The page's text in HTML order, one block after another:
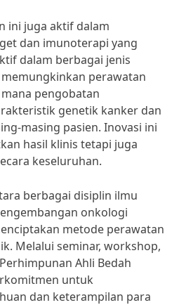
ini juga aktif dalam
dan imunoterapi yang
dalam berbagai jenis
perawatan
pengobatan
genetik kanker dan
masing pasien. Inovasi ini
hasil klinis tetapi juga
keseluruhan.
berbagai disiplin ilmu
onkologi
metode perawatan
Melalui seminar, workshop,
Ahli Bedah
untuk
dan keterampilan para